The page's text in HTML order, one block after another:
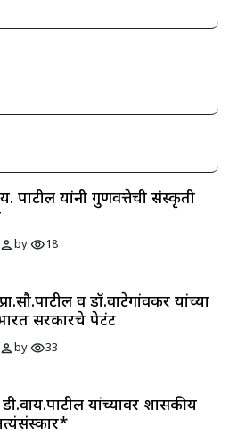
पाटील यांनी गुणवत्तेची संस्कृती
personbyvisibility18
व डॉ.वाटेगांवकर यांच्या
सरकारचे पेटंट
personbyvisibility33
डी.वाय.पाटील यांच्यावर शासकीय